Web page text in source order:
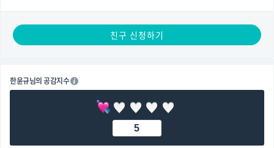
친구 신청하기
한윤규님의 공감지수
5